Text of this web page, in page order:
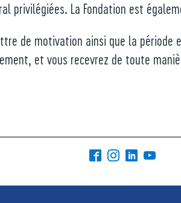
privilégiées. La Fondation est
de motivation ainsi que la période
et vous recevrez de toute